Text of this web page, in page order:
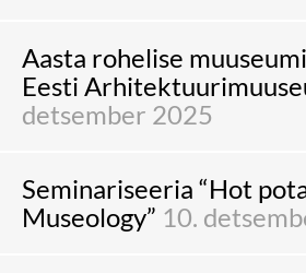
Aasta rohelise
Eesti
detsember 2025
Seminariseeria “Hot
Museology” 10.